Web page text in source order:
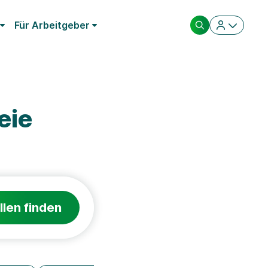
Für Arbeitgeber
finden